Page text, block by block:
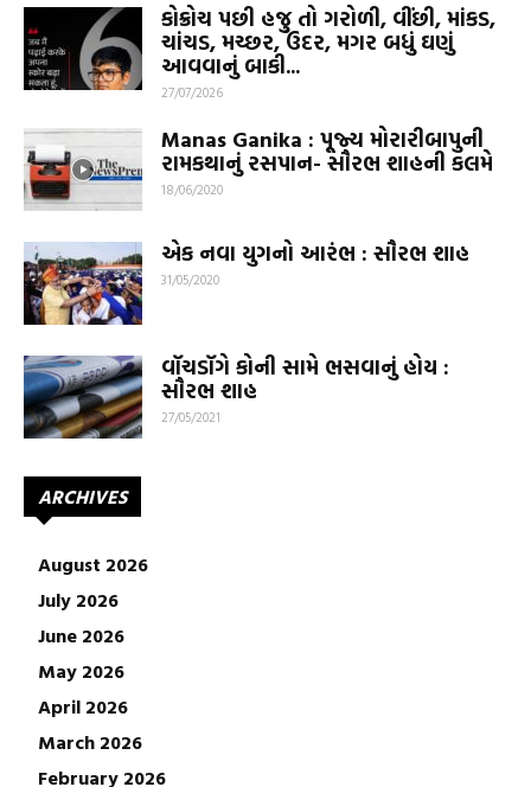
કોક્રોચ પછી હજુ તો ગરોળી, વીંછી, માંકડ,
ચાંચડ, મચ્છર, ઉંદર, મગર બધું ઘણું
આવવાનું બાકી...
27/07/2026
Manas Ganika : પૂજ્ય મોરારીબાપુની
રામકથાનું રસપાન- સૌરભ શાહની કલમે
18/06/2020
એક નવા યુગનો આરંભ : સૌરભ શાહ
31/05/2020
વૉચડૉગે કોની સામે ભસવાનું હોય :
સૌરભ શાહ
27/05/2021
ARCHIVES
August 2026
July 2026
June 2026
May 2026
April 2026
March 2026
February 2026